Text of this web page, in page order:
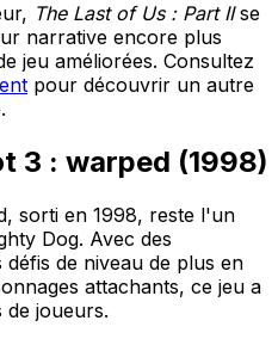
The Last of Us : Part IIse
narrative encore plus
jeu améliorées. Consultez
pour découvrir un autre
3 : warped (1998)
, sorti en 1998, reste l'un
Dog. Avec des
de niveau de plus en
attachants, ce jeu a
de joueurs.